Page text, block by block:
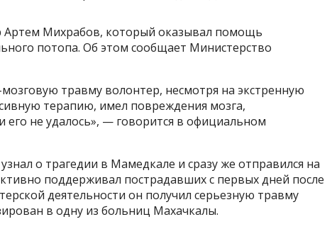
Артем Михрабов, который оказывал помощь
потопа. Об этом сообщает Министерство
травму волонтер, несмотря на экстренную
терапию, имел повреждения мозга,
его не удалось», — говорится в официальном
о трагедии в Мамедкале и сразу же отправился на
поддерживал пострадавших с первых дней после
деятельности он получил серьезную травму
в одну из больниц Махачкалы.